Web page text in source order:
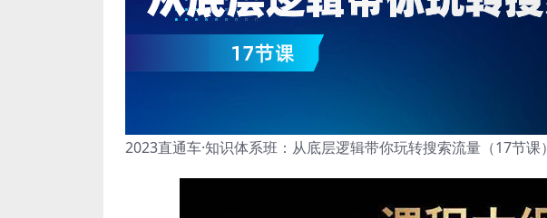
2023直通车·知识体系班：从底层逻辑带你玩转搜索流量（17节课）